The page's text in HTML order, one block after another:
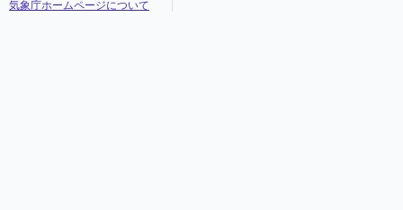
気象庁ホームページについて